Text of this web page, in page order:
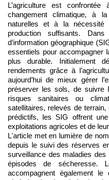
L’agriculture est confrontée à des défis majeurs liés au
changement climatique, à
naturelles et à la nécessité
production suffisants.
d’information géographique
essentiels pour accompagner
plus durable. Initialement
rendements grâce à
aujourd’hui de mieux gérer
préserver les sols, de suivre
risques sanitaires ou
satellitaires, relevés de
prédictifs, les SIG offrent
exploitations agricoles et de
L'article met en lumière de
depuis le suivi des réserves
surveillance des maladies
épisodes de sécheresse.
accompagnent également le